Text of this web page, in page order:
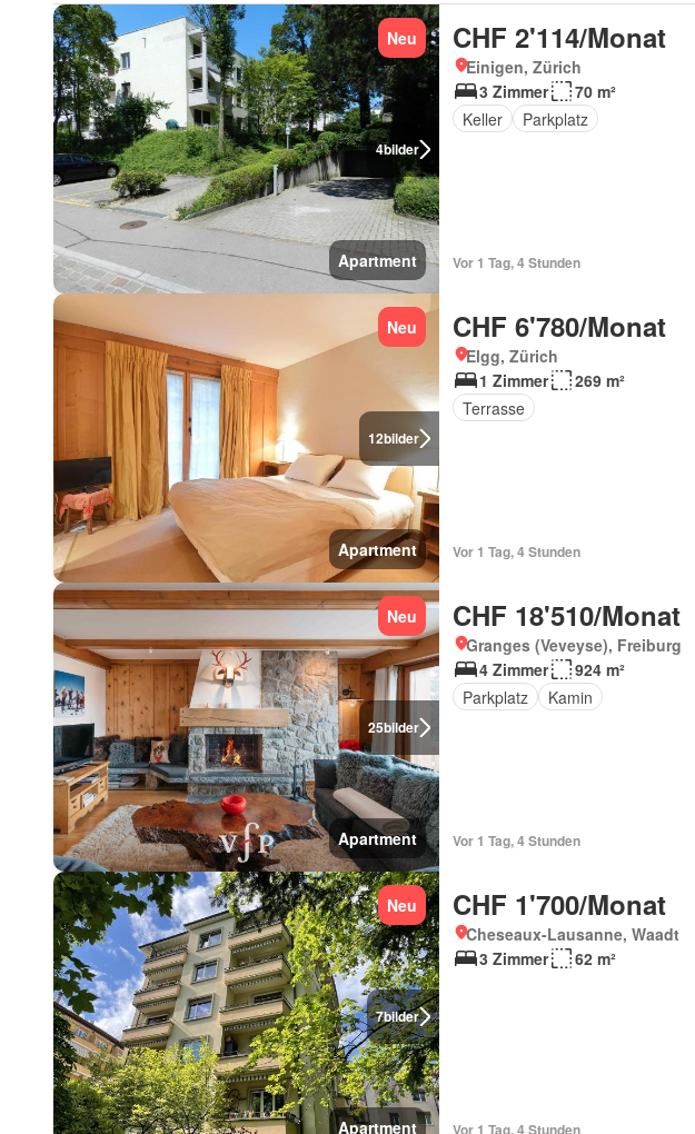
4bilder
Neu
Apartment
CHF 2'114/Monat
Einigen, Zürich
3 Zimmer
70 m²
Keller
Parkplatz
Vor 1 Tag, 4 Stunden
12bilder
Neu
Apartment
CHF 6'780/Monat
Elgg, Zürich
1 Zimmer
269 m²
Terrasse
Vor 1 Tag, 4 Stunden
25bilder
Neu
Apartment
CHF 18'510/Monat
Granges (Veveyse), Freiburg
4 Zimmer
924 m²
Parkplatz
Kamin
Vor 1 Tag, 4 Stunden
7bilder
Neu
Apartment
CHF 1'700/Monat
Cheseaux-Lausanne, Waadt
3 Zimmer
62 m²
Vor 1 Tag, 4 Stunden